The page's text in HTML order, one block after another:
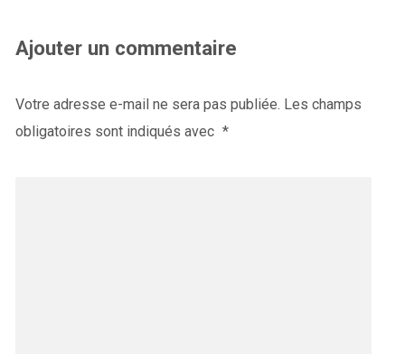
Ajouter un commentaire
Votre adresse e-mail ne sera pas publiée. Les champs
obligatoires sont indiqués avec *